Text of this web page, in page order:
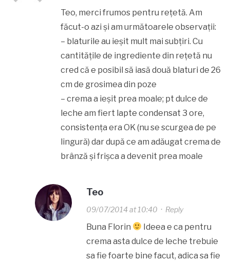
Teo, merci frumos pentru rețetă. Am
făcut-o azi și am următoarele observații:
– blaturile au ieșit mult mai subțiri. Cu
cantitățile de ingrediente din rețetă nu
cred că e posibil să iasă două blaturi de 26
cm de grosimea din poze
– crema a ieșit prea moale; pt dulce de
leche am fiert lapte condensat 3 ore,
consistența era OK (nu se scurgea de pe
lingură) dar după ce am adăugat crema de
brânză și frișca a devenit prea moale
Teo
09/07/2014 at 10:40 · Reply
Buna Florin
Ideea e ca pentru
crema asta dulce de leche trebuie
sa fie foarte bine facut, adica sa fie